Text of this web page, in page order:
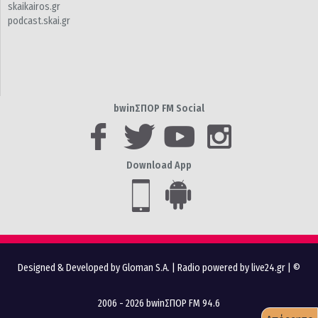
skaikairos.gr
podcast.skai.gr
bwinΣΠΟΡ FM Social
Download App
Designed & Developed by Gloman S.A. Radio powered by live24.gr | ©
2006 - 2026 bwinΣΠΟΡ FM 94.6